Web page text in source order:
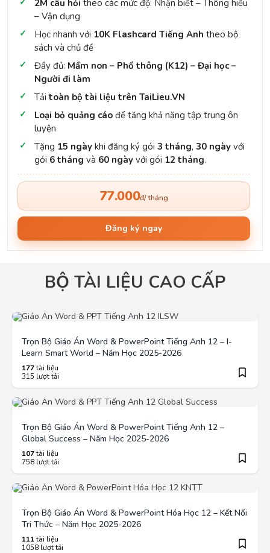
2M câu hỏi theo các mức độ: Nhận biết – Thông hiểu
– Vận dụng
Học nhanh với 10K Flashcard Tiếng Anh theo bộ
sách và chủ đề
Đầy đủ: Mầm non – Phổ thông (K12) – Đại học –
Người đi làm
Tải toàn bộ tài liệu trên TaiLieu.VN
Loại bỏ quảng cáo để tăng khả năng tập trung ôn
luyện
Tặng 15 ngày khi đăng ký gói 3 tháng, 30 ngày với
gói 6 tháng và 60 ngày với gói 12 tháng.
77.000đ/ tháng
Đăng ký ngay
BỘ TÀI LIỆU CAO CẤP
Trọn Bộ Giáo Án Word & PowerPoint Tiếng Anh 12 – I-
Learn Smart World – Năm Học 2025-2026
177tài liệu
315 lượt tải
Trọn Bộ Giáo Án Word & PowerPoint Tiếng Anh 12 –
Global Success – Năm Học 2025-2026
107tài liệu
758 lượt tải
Trọn Bộ Giáo Án Word & PowerPoint Hóa Học 12 – Kết Nối
Tri Thức – Năm Học 2025-2026
111tài liệu
1058 lượt tải